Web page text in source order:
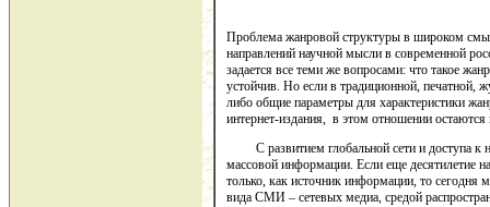
Проблема жанровой структуры в широком
направлений научной мысли в современной
задается все теми же вопросами: что такое
устойчив. Но если в традиционной, печатной,
либо общие параметры для характеристики
интернет-издания, в этом отношении
С развитием глобальной сети и доступа к
массовой информации. Если еще десятилетие
только, как источник информации, то сегодня
вида СМИ – сетевых медиа, средой